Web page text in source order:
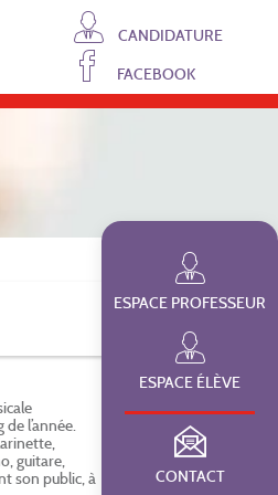
ESPACE PROFESSEUR
ESPACE ÉLÈVE
CONTACT
CANDIDATURE
FACEBOOK
l’année.
guitare,
son public, à